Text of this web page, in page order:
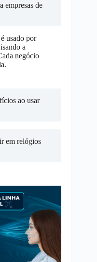
empresas de
usado por
a
negócio
ao usar
em relógios